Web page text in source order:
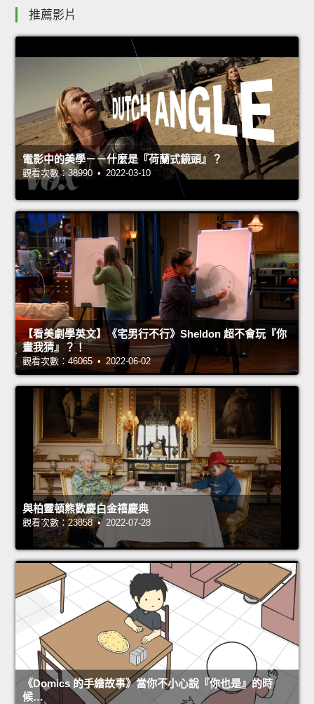
推薦影片
電影中的美學－－什麼是『荷蘭式鏡頭』？
觀看次數：38990 • 2022-03-10
【看美劇學英文】《宅男行不行》Sheldon 超不會玩『你
畫我猜』？！
觀看次數：46065 • 2022-06-02
與柏靈頓熊歡慶白金禧慶典
觀看次數：23858 • 2022-07-28
《Domics 的手繪故事》當你不小心說『你也是』的時
候…